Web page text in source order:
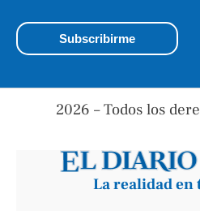
2026 – Todos los
La realidad en